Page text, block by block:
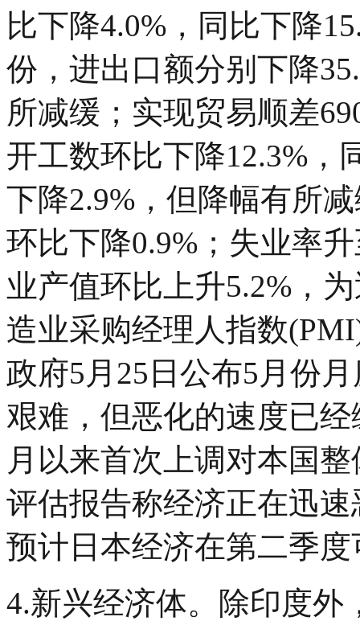
比下降4.0%，同比下降
份，进出口额分别下降
所减缓；实现贸易顺差
开工数环比下降12.3%，
下降2.9%，但降幅有所
环比下降0.9%；失业率
业产值环比上升5.2%，
造业采购经理人指数
政府5月25日公布5月份
艰难，但恶化的速度已
月以来首次上调对本国
评估报告称经济正在迅
预计日本经济在第二季
4.新兴经济体。除印度外